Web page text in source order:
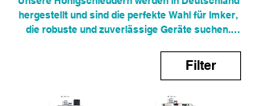
hergestellt und sind die perfekte Wahl für Imker,
die robuste und zuverlässige Geräte suchen.
Schleudern auf jahrelange Haltbarkeit ausgelegt,
selbst unter anspruchsvollsten Bedingungen.
nur Langlebigkeit, sondern auch hervorragende
Filter